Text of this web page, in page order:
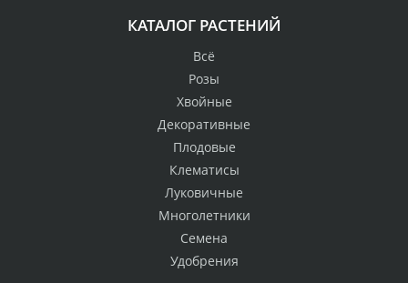
КАТАЛОГ РАСТЕНИЙ
Всё
Розы
Хвойные
Декоративные
Плодовые
Клематисы
Луковичные
Многолетники
Семена
Удобрения